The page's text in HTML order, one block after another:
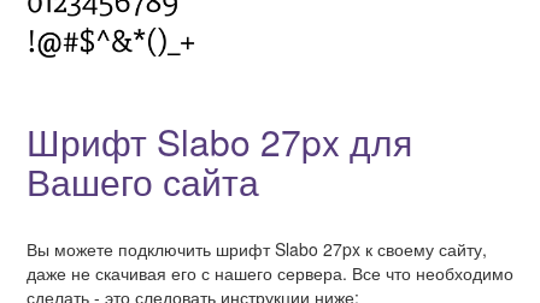
Шрифт Slabo 27px для
Вашего сайта
Вы можете подключить шрифт Slabo 27px к своему сайту,
даже не скачивая его с нашего сервера. Все что необходимо
сделать - это следовать инструкции ниже: